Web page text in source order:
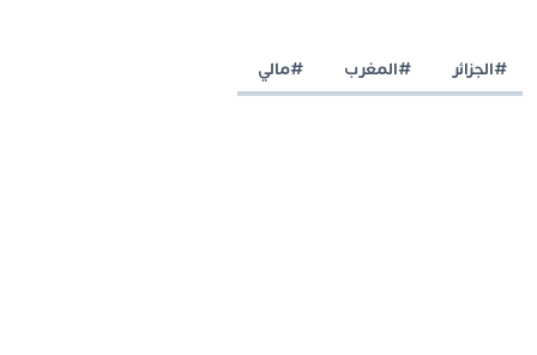
#الجزائر #المغرب #مالي